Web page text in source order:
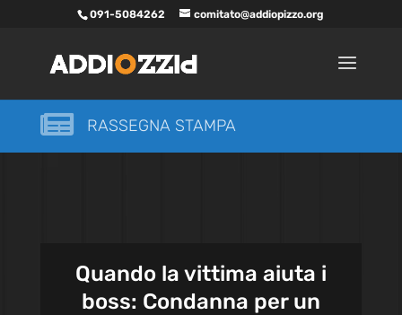
091-5084262 comitato@addiopizzo.org
 RASSEGNA STAMPA
Quando la vittima aiuta i
boss: Condanna per un